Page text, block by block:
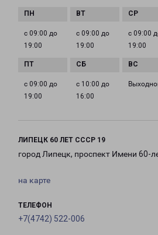
с 09:00 до
19:00
с 09:00 до
19:00
с 09:00
19:00
с 09:00 до
19:00
с 10:00 до
16:00
ЛИПЕЦК 60 ЛЕТ СССР 19
город Липецк, проспект Имени 60-
на карте
ТЕЛЕФОН
+7(4742) 522-006